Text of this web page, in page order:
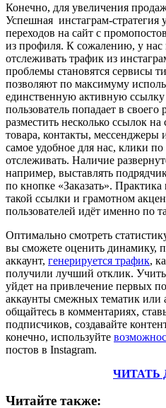
Конечно, для увеличения
Успешная инстаграм-стратегия
переходов на сайт с
из профиля. К сожалению, у нас
отслеживать трафик из
проблемы становятся сервисы
позволяют по максимуму
единственную активную
пользователь попадает в
разместить несколько ссылок
товара, контакты, мессенджеры
самое удобное для нас, клики
отслеживать. Наличие
например, выставлять
по кнопке «Заказать».
такой ссылки и грамотном
пользователей идёт именно по
Оптимально смотреть
вы сможете оценить динамику,
аккаунт, генерируется трафик,
получили лучший отклик.
уйдет на привлечение первых
аккаунты смежных тематик или
общайтесь в комментариях,
подписчиков, создавайте
конечно, используйте
постов в Instagram.
ЧИТАТЬ
Читайте также: